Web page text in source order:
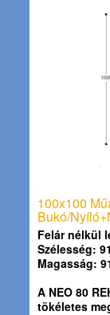
100x100
Bukó/
Felár nélkül
Szélesség:
Magasság:
A NEO 80
tökéletes